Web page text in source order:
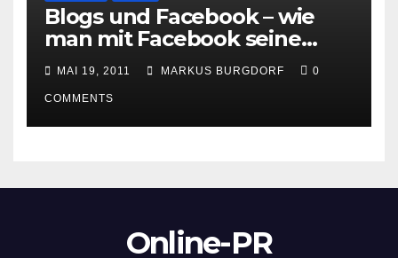
Blogs und Facebook – wie
man mit Facebook seine
Besucher effektiv reduzieren
kann
MAI 19, 2011 MARKUS BURGDORF 0
COMMENTS
Online-PR